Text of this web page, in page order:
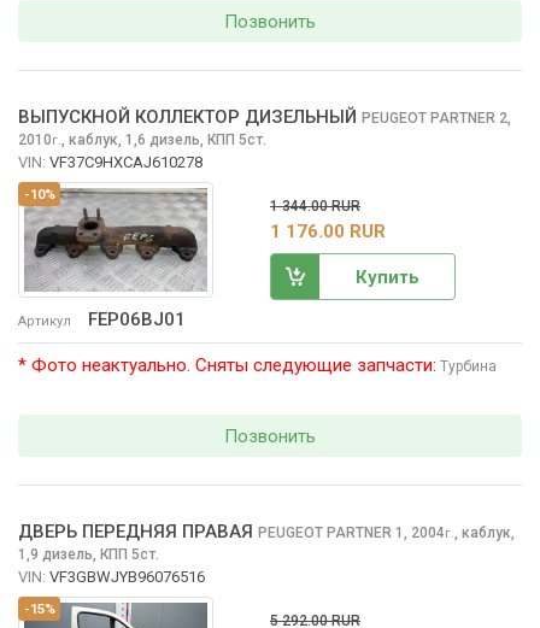
Позвонить
-10%
Артикул FEP06BJ01
ВЫПУСКНОЙ КОЛЛЕКТОР ДИЗЕЛЬНЫЙ PEUGEOT PARTNER 2,
2010г. каблук, 1,6 дизель, КПП 5ст.
VIN: VF37C9HXCAJ610278
1 344.00 RUR
1 176.00 RUR
Купить
* Фото неактуально. Сняты следующие запчасти: Турбина
Позвонить
-15%
ДВЕРЬ ПЕРЕДНЯЯ ПРАВАЯ PEUGEOT PARTNER 1, 2004г., каблук,
1,9 дизель, КПП 5ст.
VIN: VF3GBWJYB96076516
5 292.00 RUR